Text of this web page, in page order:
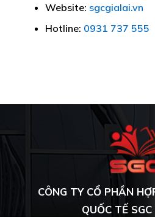
Website: sgcgialai.vn
Hotline: 0931 737 555
CÔNG TY CỔ PHẦN
QUỐC TẾ